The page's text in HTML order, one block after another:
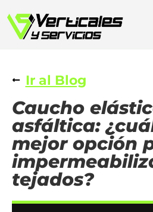
Ir al Blog
Caucho
asfáltica:
mejor opción
tejados?